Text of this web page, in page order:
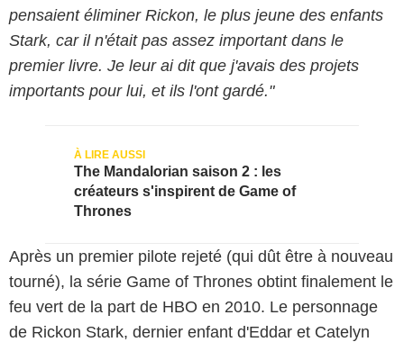
pensaient éliminer Rickon, le plus jeune des enfants
Stark, car il n'était pas assez important dans le
premier livre. Je leur ai dit que j'avais des projets
importants pour lui, et ils l'ont gardé."
The Mandalorian saison 2 : les
créateurs s'inspirent de Game of
Thrones
Après un premier pilote rejeté (qui dût être à nouveau
tourné), la série Game of Thrones obtint finalement le
feu vert de la part de HBO en 2010. Le personnage
de Rickon Stark, dernier enfant d'Eddar et Catelyn